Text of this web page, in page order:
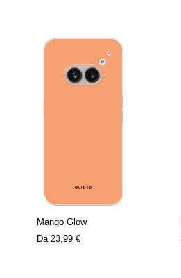
Mango Glow
Da 23,99 €